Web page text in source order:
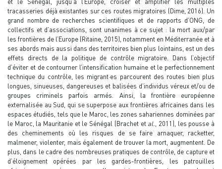
tracasseries déjà existantes sur ces routes migratoires (Dime, 2016). Un
grand nombre de recherches scientifiques et de rapports d’ONG, de
collectifs et d’associations, sont unanimes à ce sujet : la mort aux/par
les frontières de l’Europe (Ritaine, 2015), notamment en Méditerranée et à
ses abords mais aussi dans des territoires bien plus lointains, est un des
effets directs de la politique de contrôle migratoire. Dans l’objectif
d’éviter et de contourner l’intensification humaine et le perfectionnement
technique du contrôle, les migrant·es parcourent des routes bien plus
longues, sinueuses, dangereuses et balisées d’individus véreux et/ou de
groupes criminels parfois armés. Ainsi, la frontière européenne
externalisée au Sud, qui se superpose aux frontières africaines dans les
espaces étudiés, tels que le Maroc, les zones sahariennes dominées par
le Maroc, la Mauritanie et le Sénégal (Brachet et al. , 2011), les pousse à
des cheminements où les risques de se faire arnaquer, racketter,
malmener, violenter, mais également de trouver la mort, augmentent. De
plus, dans le cadre des nombreuses pratiques de contrôle, de capture et
d’éloignement opérées par les gardes-frontières, les patrouilles